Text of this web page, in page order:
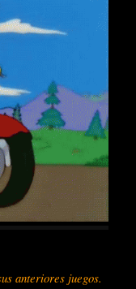
anteriores juegos.